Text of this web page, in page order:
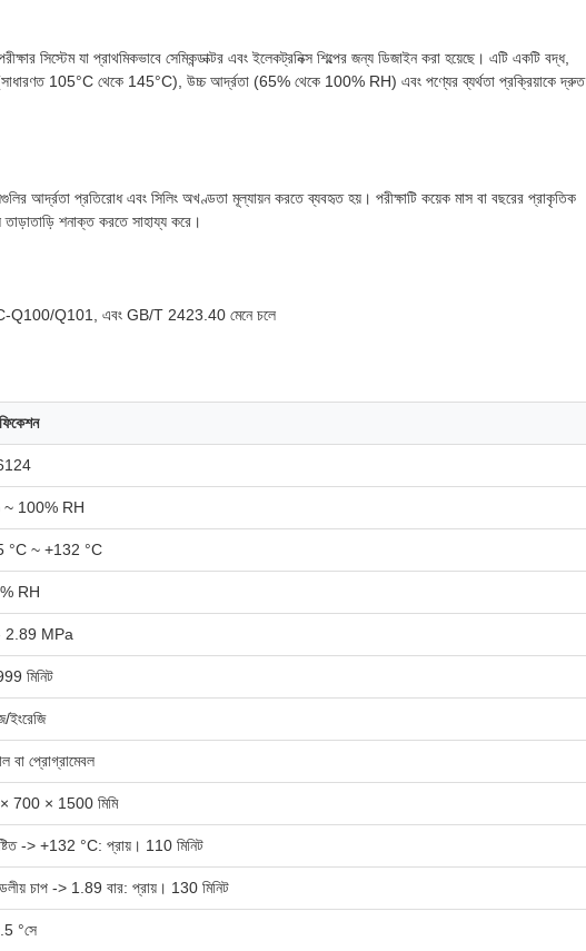
সিস্টেম যা প্রাথমিকভাবে সেমিকন্ডাক্টর এবং ইলেকট্রনিক্স শিল্পের জন্য ডিজাইন করা হয়েছে। এটি একটি বদ্ধ,
(সাধারণত 105°C থেকে 145°C), উচ্চ আর্দ্রতা (65% থেকে 100% RH) এবং পণ্যের ব্যর্থতা প্রক্রিয়াকে দ্রুত
আর্দ্রতা প্রতিরোধ এবং সিলিং অখণ্ডতা মূল্যায়ন করতে ব্যবহৃত হয়। পরীক্ষাটি কয়েক মাস বা বছরের প্রাকৃতিক
তাড়াতাড়ি শনাক্ত করতে সাহায্য করে।
Q101, এবং GB/T 2423.40 মেনে চলে
~ 100% RH
°C ~ +132 °C
RH
2.89 MPa
মিনিট
ইংরেজি
বা প্রোগ্রামেবল
700 × 1500 মিমি
-> +132 °C: প্রায়। 110 মিনিট
চাপ -> 1.89 বার: প্রায়। 130 মিনিট
°সে